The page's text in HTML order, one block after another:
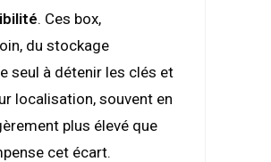
. Ces box,
du stockage
seul à détenir les clés et
localisation, souvent en
plus élevé que
cet écart.